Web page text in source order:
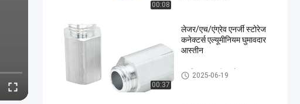
00:08
00:37
लेजर/एच/एंग्रेव एनर्जी स्टोरेज
कनेक्टर्स एल्यूमीनियम घुमावदार
आस्तीन
ऊर्जा भंडारण कनेक्टर्स
2025-06-19